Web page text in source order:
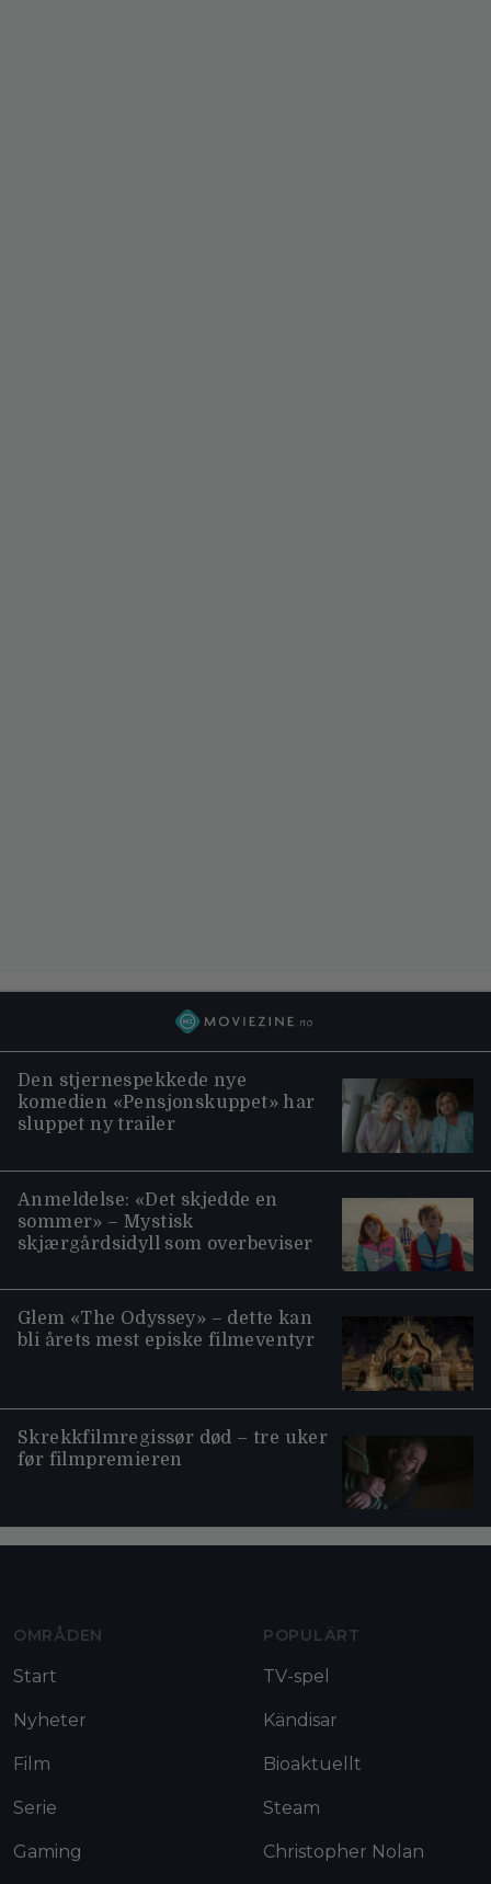
Den stjernespekkede nye
komedien «Pensjonskuppet» har
sluppet ny trailer
Anmeldelse: «Det skjedde en
sommer» – Mystisk
skjærgårdsidyll som overbeviser
Glem «The Odyssey» – dette kan
bli årets mest episke filmeventyr
Skrekkfilmregissør død – tre uker
før filmpremieren
OMRÅDEN
Start
Nyheter
Film
Serie
Gaming
POPULÄRT
TV-spel
Kändisar
Bioaktuellt
Steam
Christopher Nolan